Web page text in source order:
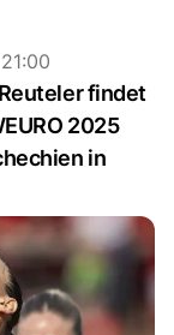
findet
2025
in